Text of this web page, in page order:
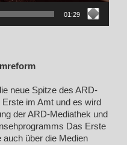
01:29
neue Spitze des ARD-
im Amt und es wird
der ARD-Mediathek und
Das Erste
über die Medien